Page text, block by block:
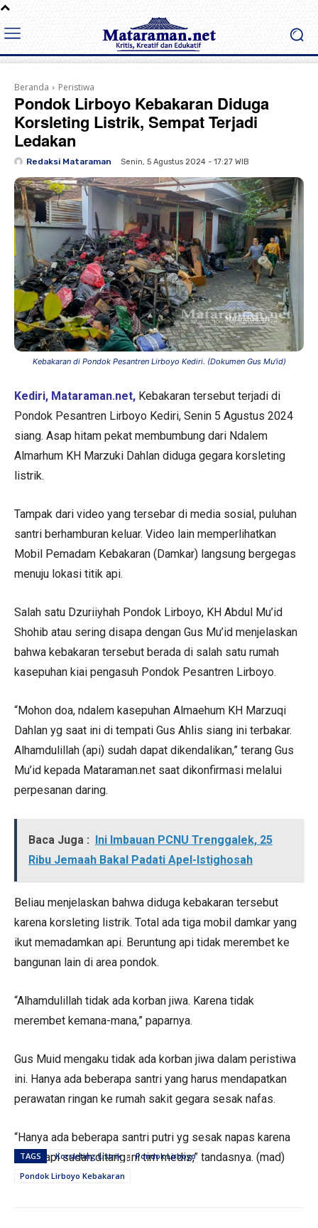
Beranda Peristiwa
Pondok Lirboyo Kebakaran Diduga
Korsleting Listrik, Sempat Terjadi
Ledakan
Redaksi Mataraman Senin, 5 Agustus 2024 - 17:27 WIB
Kebakaran di Pondok Pesantren Lirboyo Kediri. (Dokumen Gus Mu'id)
Kediri, Mataraman.net, Kebakaran tersebut terjadi di
Pondok Pesantren Lirboyo Kediri, Senin 5 Agustus 2024
siang. Asap hitam pekat membumbung dari Ndalem
Almarhum KH Marzuki Dahlan diduga gegara korsleting
listrik.
Tampak dari video yang tersebar di media sosial, puluhan
santri berhamburan keluar. Video lain memperlihatkan
Mobil Pemadam Kebakaran (Damkar) langsung bergegas
menuju lokasi titik api.
Salah satu Dzuriiyhah Pondok Lirboyo, KH Abdul Mu’id
Shohib atau sering disapa dengan Gus Mu’id menjelaskan
bahwa kebakaran tersebut berada di salah satu rumah
kasepuhan kiai pengasuh Pondok Pesantren Lirboyo.
“Mohon doa, ndalem kasepuhan Almaehum KH Marzuqi
Dahlan yg saat ini di tempati Gus Ahlis siang ini terbakar.
Alhamdulillah (api) sudah dapat dikendalikan,” terang Gus
Mu’id kepada Mataraman.net saat dikonfirmasi melalui
perpesanan daring.
Baca Juga : Ini Imbauan PCNU Trenggalek, 25
Ribu Jemaah Bakal Padati Apel-Istighosah
Beliau menjelaskan bahwa diduga kebakaran tersebut
karena korsleting listrik. Total ada tiga mobil damkar yang
ikut memadamkan api. Beruntung api tidak merembet ke
bangunan lain di area pondok.
“Alhamdulillah tidak ada korban jiwa. Karena tidak
merembet kemana-mana,” paparnya.
Gus Muid mengaku tidak ada korban jiwa dalam peristiwa
ini. Hanya ada beberapa santri yang harus mendapatkan
perawatan ringan ke rumah sakit gegara sesak nafas.
“Hanya ada beberapa santri putri yg sesak napas karena
asap tapi sudah ditangani tim medis,” tandasnya. (mad)
TAGS Korsleting Listrik
Pondok Lirboyo
Pondok Lirboyo Kebakaran